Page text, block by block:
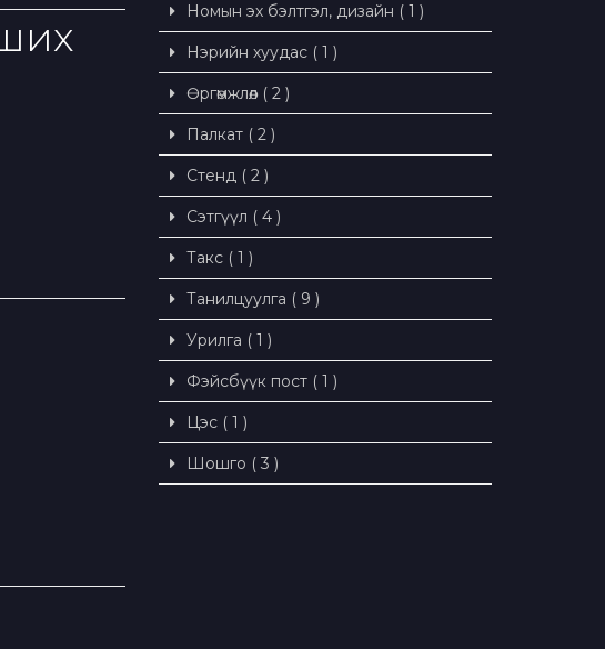
Номын эх бэлтгэл, дизайн ( 1 )
Нэрийн хуудас ( 1 )
Өргөмжлөл ( 2 )
Палкат ( 2 )
Стенд ( 2 )
Сэтгүүл ( 4 )
Такс ( 1 )
Танилцуулга ( 9 )
Урилга ( 1 )
Фэйсбүүк пост ( 1 )
Цэс ( 1 )
Шошго ( 3 )